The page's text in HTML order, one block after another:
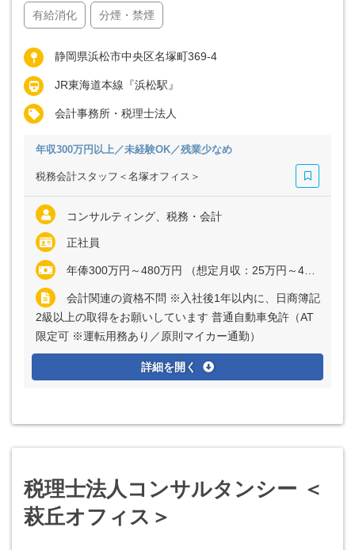
有給消化 分煙・禁煙
静岡県浜松市中央区名塚町369-4
JR東海道本線『浜松駅』
会計事務所・税理士法人
年収300万円以上／未経験OK／残業少なめ
税務会計スタッフ＜名塚オフィス＞
コンサルティング、税務・会計
正社員
年俸300万円～480万円 （想定月収：25万円～40万円） ※経験・能力など考慮の上、決定いたします ※上記に固定残業代（月20時間分＝3万9062円～6万2500円）を含む ※超過分は別途全額支給
会計関連の資格不問 ※入社後1年以内に、日商簿記
2級以上の取得をお願いしています 普通自動車免許（AT
限定可 ※運転用務あり／原則マイカー通勤）
詳細を開く
税理士法人コンサルタンシー ＜
萩丘オフィス＞